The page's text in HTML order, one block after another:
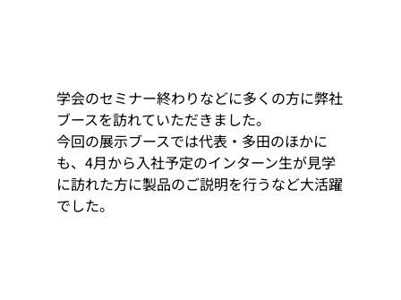
学会のセミナー終わりなどに多くの方に弊社
ブースを訪れていただきました。
今回の展示ブースでは代表・多田のほかに
も、4月から入社予定のインターン生が見学
に訪れた方に製品のご説明を行うなど大活躍
でした。